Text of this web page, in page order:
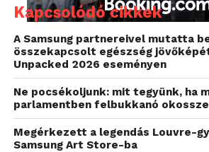
kiszolgálni. A Samsung NX300-
tudná, maradéktalanul. A
nincs még önbizalmam – és
azért kell egy jó fotósnak –
annyival tud többet, mint egy
egy bridge, ami nekem éppen
Kapcsolódó cikkek
A Samsung partnereivel mutatta
összekapcsolt egészség
Unpacked 2026 eseményen
Ne pocsékoljunk: mit tegyünk, ha
parlamentben felbukkanó
Megérkezett a legendás Louvre-
Samsung Art Store-ba